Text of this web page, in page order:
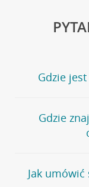
Gdzie
Jeśli szukasz
stronęPlacówki i
wygodna
oddziałów
Gdzie
Bank Credit
telefonu do
Jak